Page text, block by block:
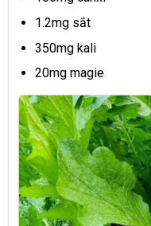
1.2mg sắt
350mg kali
20mg magie